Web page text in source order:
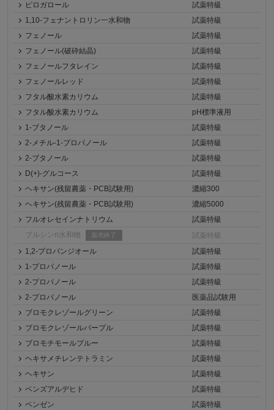
ピロガロール
試薬特級
1,10-フェナントロリン一水和物
試薬特級
フェノール
試薬特級
フェノール(破砕結晶)
試薬特級
フェノールフタレイン
試薬特級
フェノールレッド
試薬特級
フタル酸水素カリウム
試薬特級
フタル酸水素カリウム
pH標準液用
1-ブタノール
試薬特級
2-メチル-1-プロパノール
試薬特級
2-ブタノール
試薬特級
D(+)-グルコース
試薬特級
ヘキサン(残留農薬・PCB試験用)
濃縮300
ヘキサン(残留農薬・PCB試験用)
濃縮5000
フルオレセインナトリウム
試薬特級
ブルシンn水和物
販売終了
試薬特級
1,2-プロパンジオール
試薬特級
1-プロパノール
試薬特級
2-プロパノール
試薬特級
2-プロパノール
医薬品試験用
ブロモクレゾールグリーン
試薬特級
ブロモクレゾールパープル
試薬特級
ブロモチモールブルー
試薬特級
ヘキサメチレンテトラミン
試薬特級
ヘキサン
試薬特級
ベンズアルデヒド
試薬特級
ベンゼン
試薬特級